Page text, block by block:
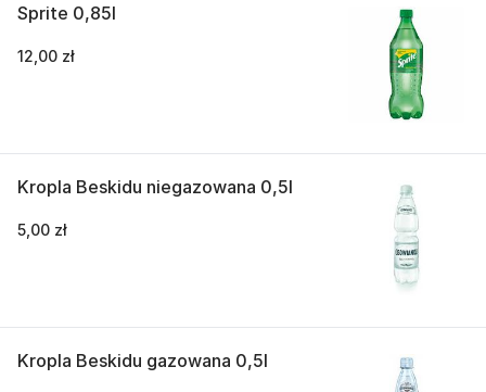
Sprite 0,85l
12,00 zł
Kropla Beskidu niegazowana 0,5l
5,00 zł
Kropla Beskidu gazowana 0,5l